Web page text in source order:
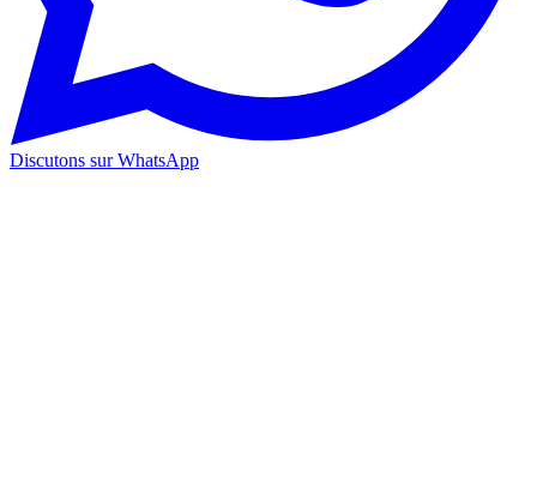
Discutons sur WhatsApp